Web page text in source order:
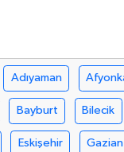
Adıyaman
Bayburt Bilecik
Eskişehir